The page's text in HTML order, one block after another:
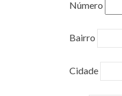
Número
Bairro
Cidade